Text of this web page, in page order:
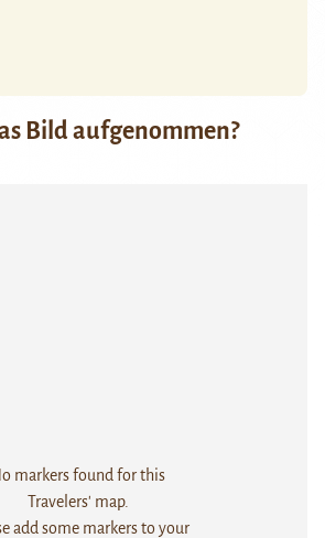
Bild aufgenommen?
markers found for this
Travelers' map.
add some markers to your